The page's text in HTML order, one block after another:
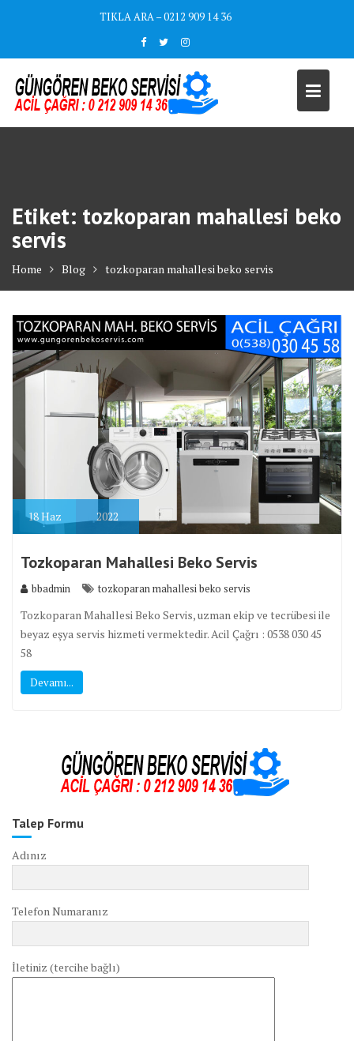
TIKLA ARA – 0212 909 14 36
Etiket: tozkoparan mahallesi beko
servis
Home Blog tozkoparan mahallesi beko servis
18Haz 2022
Tozkoparan Mahallesi Beko Servis
bbadmin tozkoparan mahallesi beko servis
Tozkoparan Mahallesi Beko Servis, uzman ekip ve tecrübesi ile
beyaz eşya servis hizmeti vermektedir. Acil Çağrı : 0538 030 45
58
Devamı...
Talep Formu
Adınız
Telefon Numaranız
İletiniz (tercihe bağlı)